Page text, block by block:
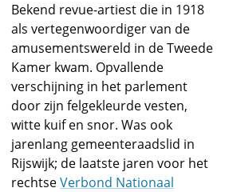
Bekend revue-artiest die in 1918
als vertegenwoordiger van de
amusementswereld in de Tweede
Kamer kwam. Opvallende
verschijning in het parlement
door zijn felgekleurde vesten,
witte kuif en snor. Was ook
jarenlang gemeenteraadslid in
Rijswijk; de laatste jaren voor het
rechtseVerbond Nationaal